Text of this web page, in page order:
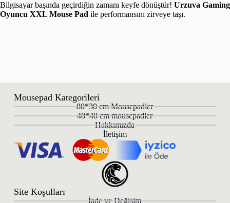
Bilgisayar başında geçirdiğin zamanı keyfe dönüştür! Urzuva Gaming
Oyuncu XXL Mouse Pad ile performansını zirveye taşı.
Mousepad Kategorileri
80*30 cm Mousepadler
48*40 cm mousepadler
Hakkımızda
İletişim
Site Koşulları
İade ve Değişim